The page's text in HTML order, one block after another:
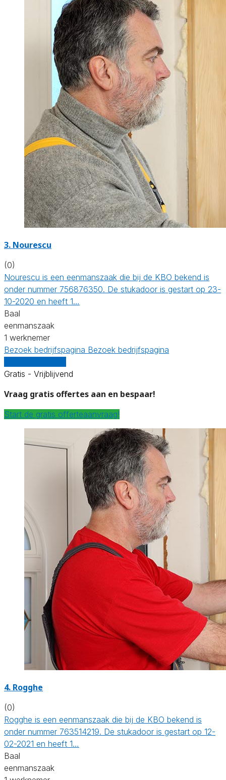
3. Nourescu
(0)
Nourescu is een eenmanszaak die bij de KBO bekend is
onder nummer 756876350. De stukadoor is gestart op 23-
10-2020 en heeft 1…
Baal
eenmanszaak
1 werknemer
Bezoek bedrijfspagina Bezoek bedrijfspagina
Gratis - Vrijblijvend
Vraag gratis offertes aan en bespaar!
Start de gratis offerteaanvraag!
4. Rogghe
(0)
Rogghe is een eenmanszaak die bij de KBO bekend is
onder nummer 763514219. De stukadoor is gestart op 12-
02-2021 en heeft 1…
Baal
eenmanszaak